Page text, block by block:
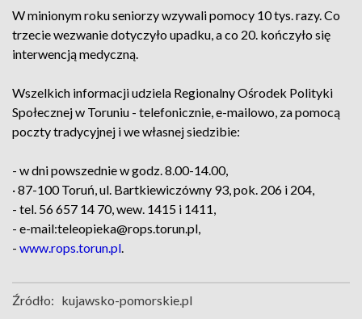
W minionym roku seniorzy wzywali pomocy 10 tys. razy. Co
trzecie wezwanie dotyczyło upadku, a co 20. kończyło się
interwencją medyczną.
Wszelkich informacji udziela Regionalny Ośrodek Polityki
Społecznej w Toruniu - telefonicznie, e-mailowo, za pomocą
poczty tradycyjnej i we własnej siedzibie:
- w dni powszednie w godz. 8.00-14.00,
· 87-100 Toruń, ul. Bartkiewiczówny 93, pok. 206 i 204,
- tel. 56 657 14 70, wew. 1415 i 1411,
- e-mail:teleopieka@rops.torun.pl,
- www.rops.torun.pl.
Źródło: kujawsko-pomorskie.pl